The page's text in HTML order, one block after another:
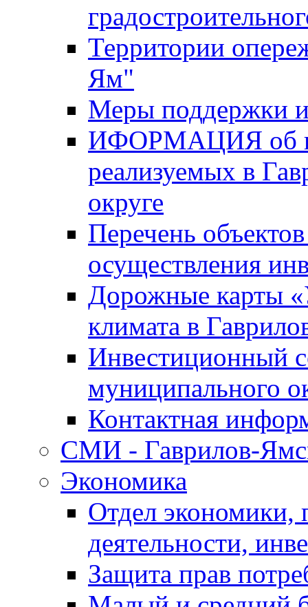
Территории
Ям"
Меры поддержки
ИФОРМАЦИЯ об
реализуемых в
округе
Перечень
осуществления
Дорожные карты
климата в
Инвестиционный
муниципального
Контактная
СМИ - Гаврилов-
Экономика
Отдел экономики,
деятельности,
Защита прав